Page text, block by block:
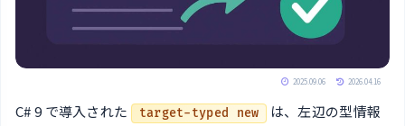
2025.09.06 2026.04.16
C# 9 で導入された target-typed new
は、左辺の型情報